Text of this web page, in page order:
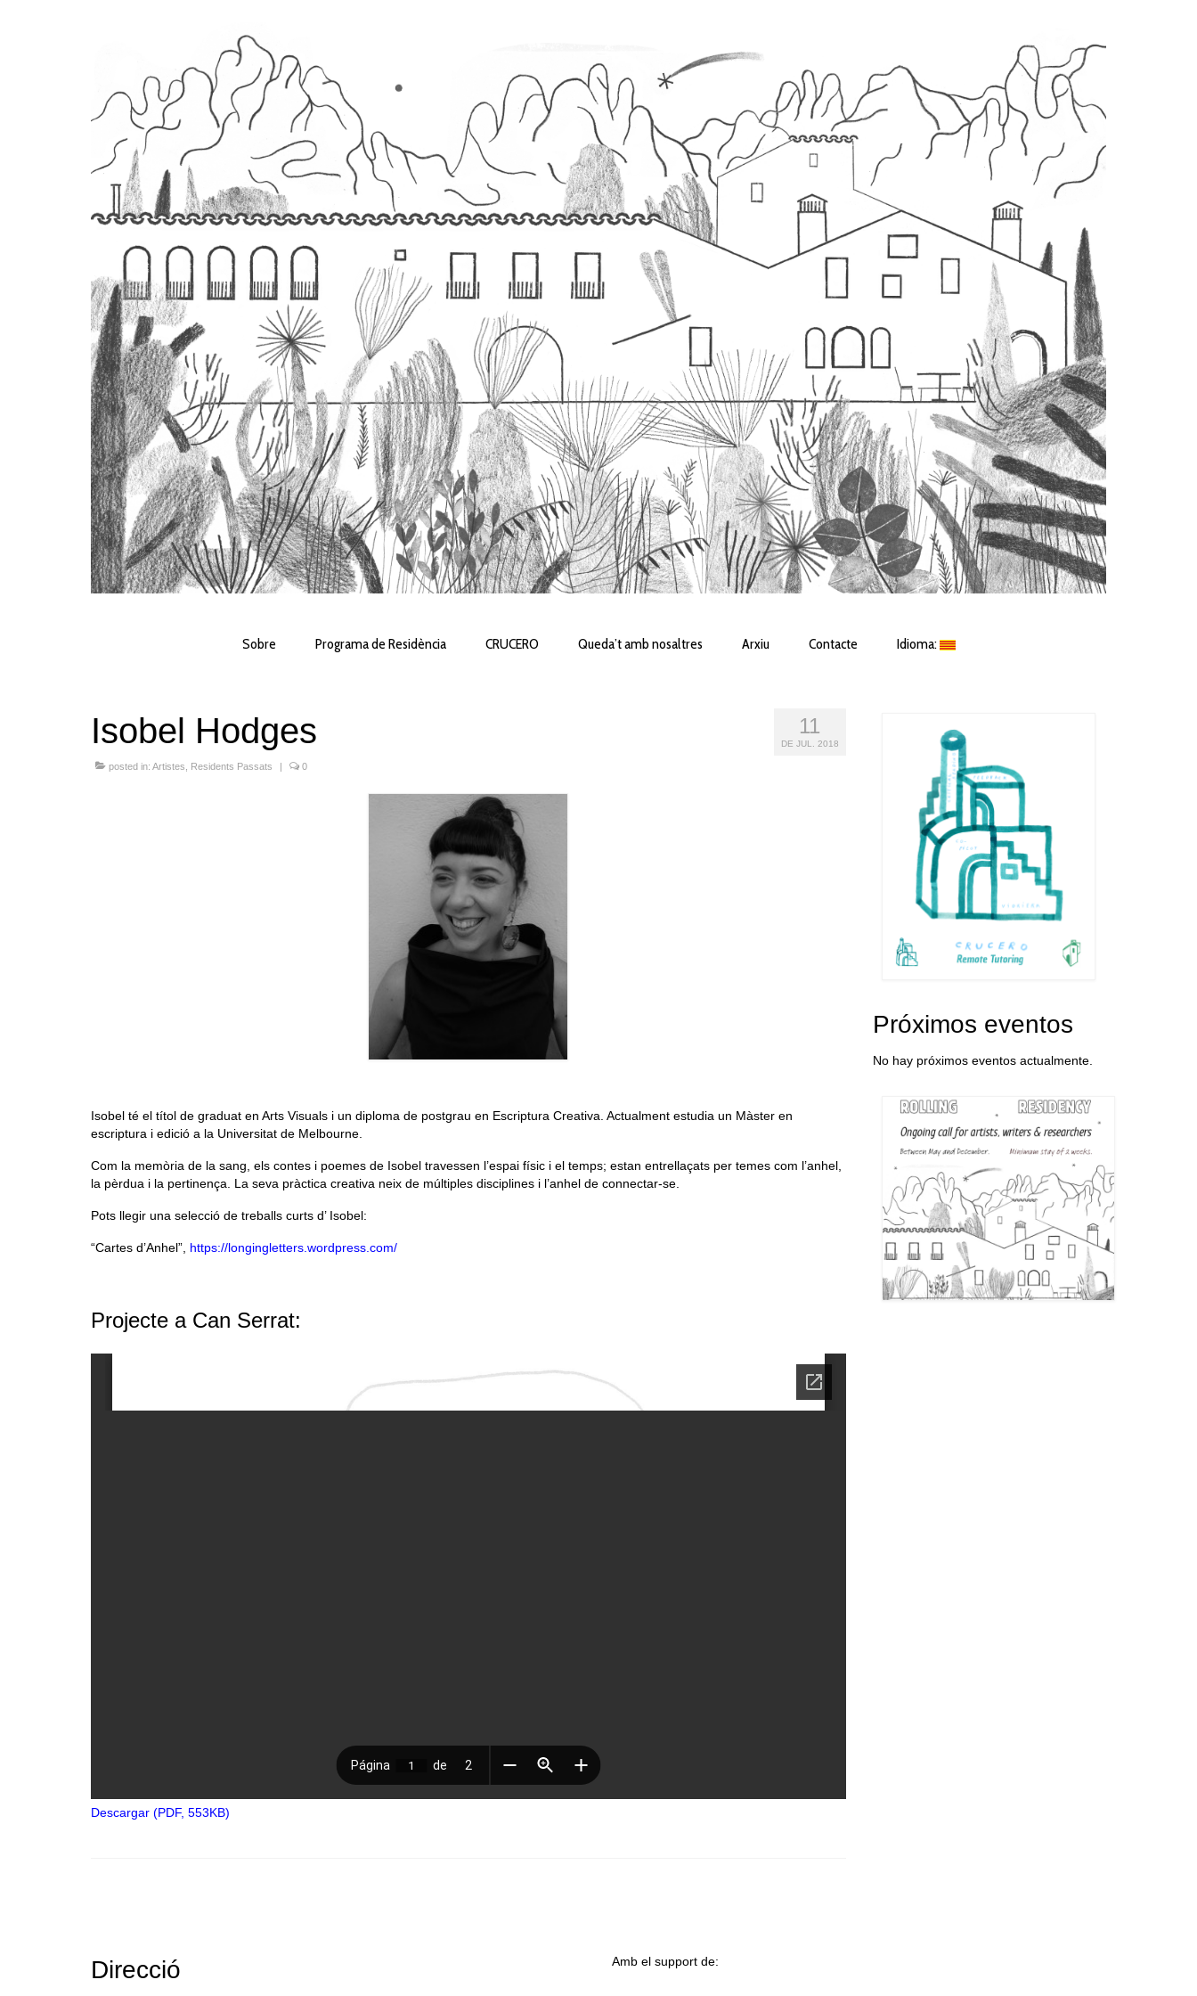
Sobre Programa de Residència CRUCERO Queda’t amb nosaltres Arxiu Contacte Idioma:
11
DE JUL. 2018
Isobel Hodges
posted in: Artistes Residents Passats 0
Isobel té el títol de graduat en Arts Visuals i un diploma de postgrau en Escriptura Creativa. Actualment estudia un Màster en
escriptura i edició a la Universitat de Melbourne.
Com la memòria de la sang, els contes i poemes de Isobel travessen l’espai físic i el temps; estan entrellaçats per temes com l’anhel,
la pèrdua i la pertinença. La seva pràctica creativa neix de múltiples disciplines i l’anhel de connectar-se.
Pots llegir una selecció de treballs curts d’ Isobel:
“Cartes d’Anhel”, https://longingletters.wordpress.com/
Projecte a Can Serrat:
Descargar (PDF, 553KB)
Próximos eventos
No hay próximos eventos actualmente.
Direcció Amb el support de: